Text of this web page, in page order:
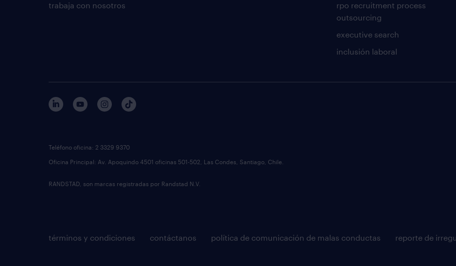
trabaja con nosotros
rpo recruitment process
outsourcing
executive search
inclusión laboral
términos y condiciones contáctanos política de comunicación de malas conductas reporte de
Teléfono oficina: 2 3329 9370
Oficina Principal: Av. Apoquindo 4501 oficinas 501-502, Las Condes, Santiago, Chile.
RANDSTAD, son marcas registradas por Randstad N.V.